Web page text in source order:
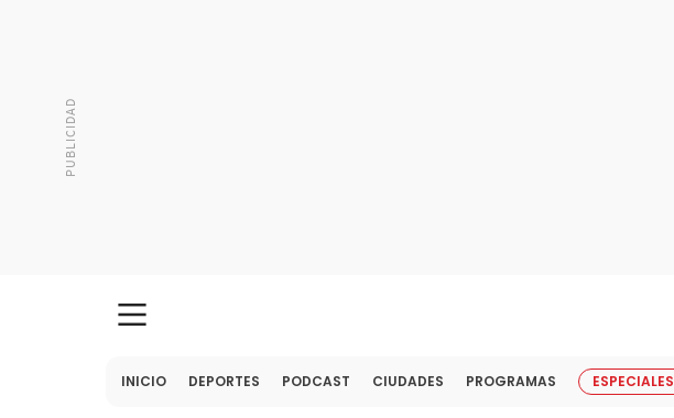
INICIO DEPORTES PODCAST CIUDADES PROGRAMAS ESPECIALES